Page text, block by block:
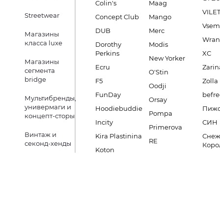
Streetwear
Магазины
класса luxe
Магазины
сегмента
bridge
Мультибренды,
универмаги и
концепт-сторы
Винтаж и
секонд-хенды
Colin's
Concept Club
DUB
Dorothy
Perkins
Ecru
F5
FunDay
Hoodiebuddie
Incity
Kira Plastinina
Koton
Maag
Mango
Merc
Modis
New Yorker
O'Stin
Oodji
Orsay
Pompa
Primerova
RE
VILET
XC
Zolla
СИН